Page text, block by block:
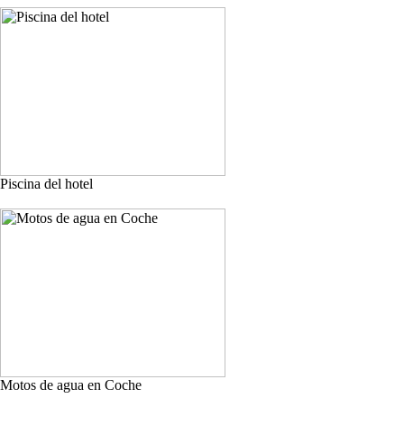
Piscina del hotel
Motos de agua en Coche